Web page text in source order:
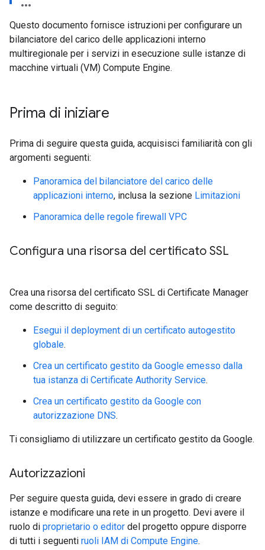
Questo documento fornisce istruzioni per configurare un
bilanciatore del carico delle applicazioni interno
multiregionale per i servizi in esecuzione sulle istanze di
macchine virtuali (VM) Compute Engine.
Prima di iniziare
Prima di seguire questa guida, acquisisci familiarità con gli
argomenti seguenti:
Panoramica del bilanciatore del carico delle
applicazioni interno, inclusa la sezione Limitazioni
Panoramica delle regole firewall VPC
Configura una risorsa del certificato SSL
Crea una risorsa del certificato SSL di Certificate Manager
come descritto di seguito:
Esegui il deployment di un certificato autogestito
globale.
Crea un certificato gestito da Google emesso dalla
tua istanza di Certificate Authority Service.
Crea un certificato gestito da Google con
autorizzazione DNS.
Ti consigliamo di utilizzare un certificato gestito da Google.
Autorizzazioni
Per seguire questa guida, devi essere in grado di creare
istanze e modificare una rete in un progetto. Devi avere il
ruolo di proprietario o editor del progetto oppure disporre
di tutti i seguenti ruoli IAM di Compute Engine.